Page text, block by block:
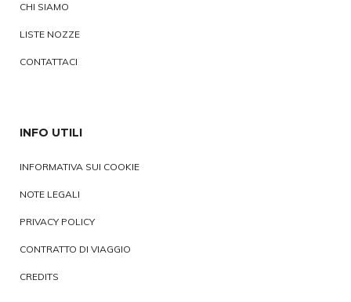
CHI SIAMO
LISTE NOZZE
CONTATTACI
INFO UTILI
INFORMATIVA SUI COOKIE
NOTE LEGALI
PRIVACY POLICY
CONTRATTO DI VIAGGIO
CREDITS